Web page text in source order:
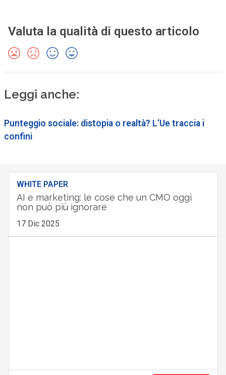
Valuta la qualità di questo articolo
Leggi anche:
Punteggio sociale: distopia o realtà? L’Ue traccia i
confini
WHITE PAPER
AI e marketing: le cose che un CMO oggi
non può più ignorare
17 Dic 2025